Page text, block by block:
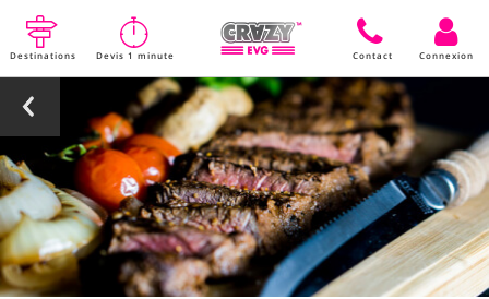
Destinations Devis 1 minute Contact Connexion